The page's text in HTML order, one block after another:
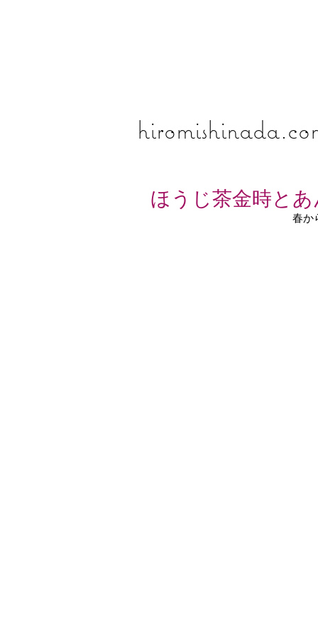
ほうじ茶金時と
春か